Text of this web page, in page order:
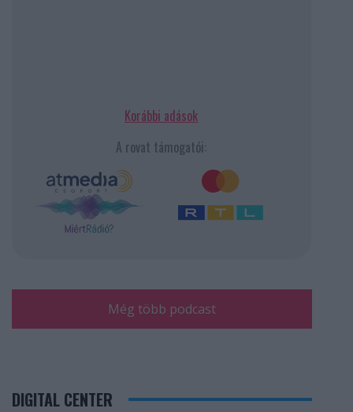
Korábbi adások
A rovat támogatói:
Még több podcast
DIGITAL CENTER